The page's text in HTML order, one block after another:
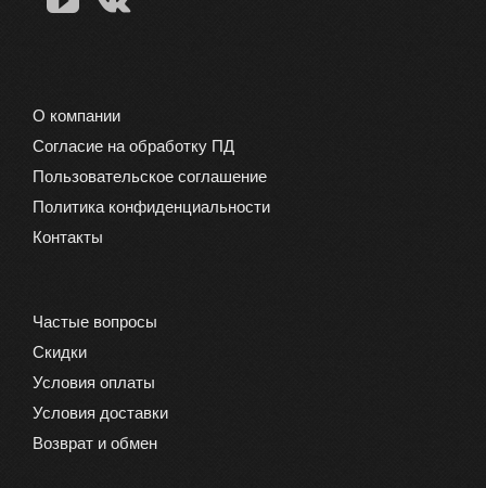
О компании
Согласие на обработку ПД
Пользовательское соглашение
Политика конфиденциальности
Контакты
Частые вопросы
Скидки
Условия оплаты
Условия доставки
Возврат и обмен